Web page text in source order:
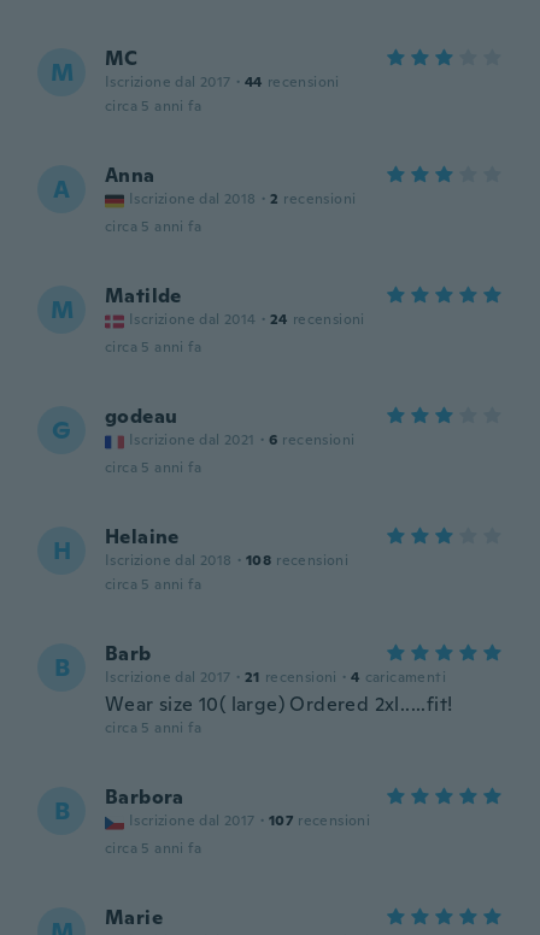
M MC
Iscrizione dal 2017 · 44 recensioni
circa 5 anni fa
A Anna
Iscrizione dal 2018 · 2 recensioni
circa 5 anni fa
M Matilde
Iscrizione dal 2014 · 24 recensioni
circa 5 anni fa
G godeau
Iscrizione dal 2021 · 6 recensioni
circa 5 anni fa
H Helaine
Iscrizione dal 2018 · 108 recensioni
circa 5 anni fa
B Barb
Iscrizione dal 2017 · 21 recensioni · 4 caricamenti
Wear size 10( large) Ordered 2xl.....fit!
circa 5 anni fa
B Barbora
Iscrizione dal 2017 · 107 recensioni
circa 5 anni fa
Marie